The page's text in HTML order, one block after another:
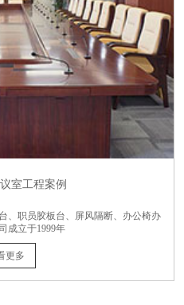
室工程案例
、职员胶板台、屏风隔断、办公椅办
成立于1999年
更多